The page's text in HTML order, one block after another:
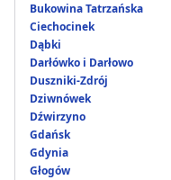
Bukowina Tatrzańska
Ciechocinek
Dąbki
Darłówko i Darłowo
Duszniki-Zdrój
Dziwnówek
Dźwirzyno
Gdańsk
Gdynia
Głogów